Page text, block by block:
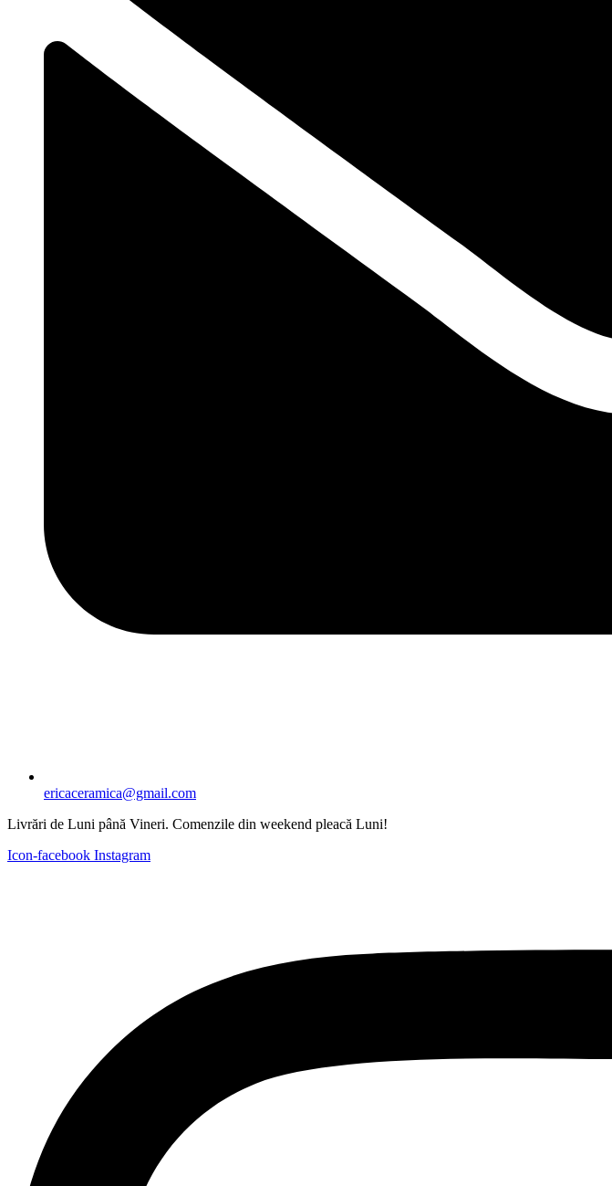
ericaceramica@gmail.com
Livrări de Luni până Vineri. Comenzile din weekend pleacă Luni!
Icon-facebook Instagram